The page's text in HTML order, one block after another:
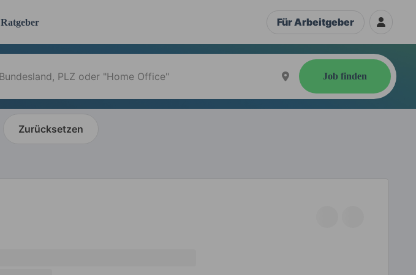
Ratgeber Für Arbeitgeber
Job finden
Zurücksetzen